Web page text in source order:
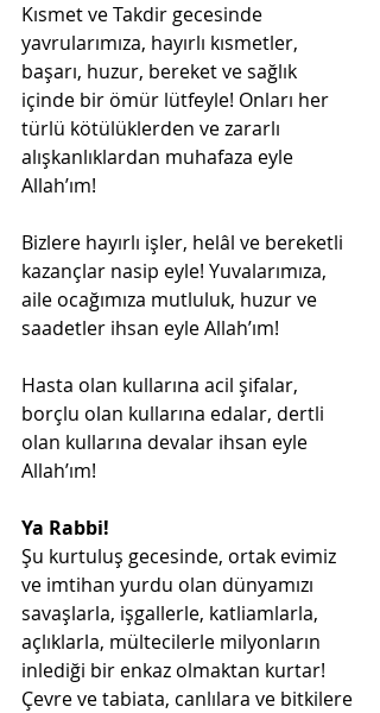
Kısmet ve Takdir gecesinde
yavrularımıza, hayırlı kısmetler,
başarı, huzur, bereket ve sağlık
içinde bir ömür lütfeyle! Onları her
türlü kötülüklerden ve zararlı
alışkanlıklardan muhafaza eyle
Allah’ım!
Bizlere hayırlı işler, helâl ve bereketli
kazançlar nasip eyle! Yuvalarımıza,
aile ocağımıza mutluluk, huzur ve
saadetler ihsan eyle Allah’ım!
Hasta olan kullarına acil şifalar,
borçlu olan kullarına edalar, dertli
olan kullarına devalar ihsan eyle
Allah’ım!
Ya Rabbi!
Şu kurtuluş gecesinde, ortak evimiz
ve imtihan yurdu olan dünyamızı
savaşlarla, işgallerle, katliamlarla,
açlıklarla, mültecilerle milyonların
inlediği bir enkaz olmaktan kurtar!
Çevre ve tabiata, canlılara ve bitkilere